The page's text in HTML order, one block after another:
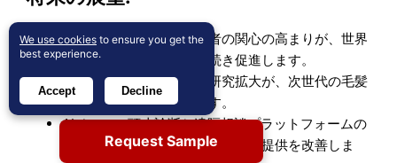
外見と自信に対する消費者の関心の高まりが、世界
市場での治療採用を引き続き促進します。
幹細胞および再生医療の研究拡大が、次世代の毛髪
再生療法の効果を高めます。
AIベースの頭皮診断と遠隔相談プラットフォームの
統合が、早期発見と個別化治療の提供を改善しま
Request Sample
We use cookies to ensure you get the
best experience.
Accept Decline